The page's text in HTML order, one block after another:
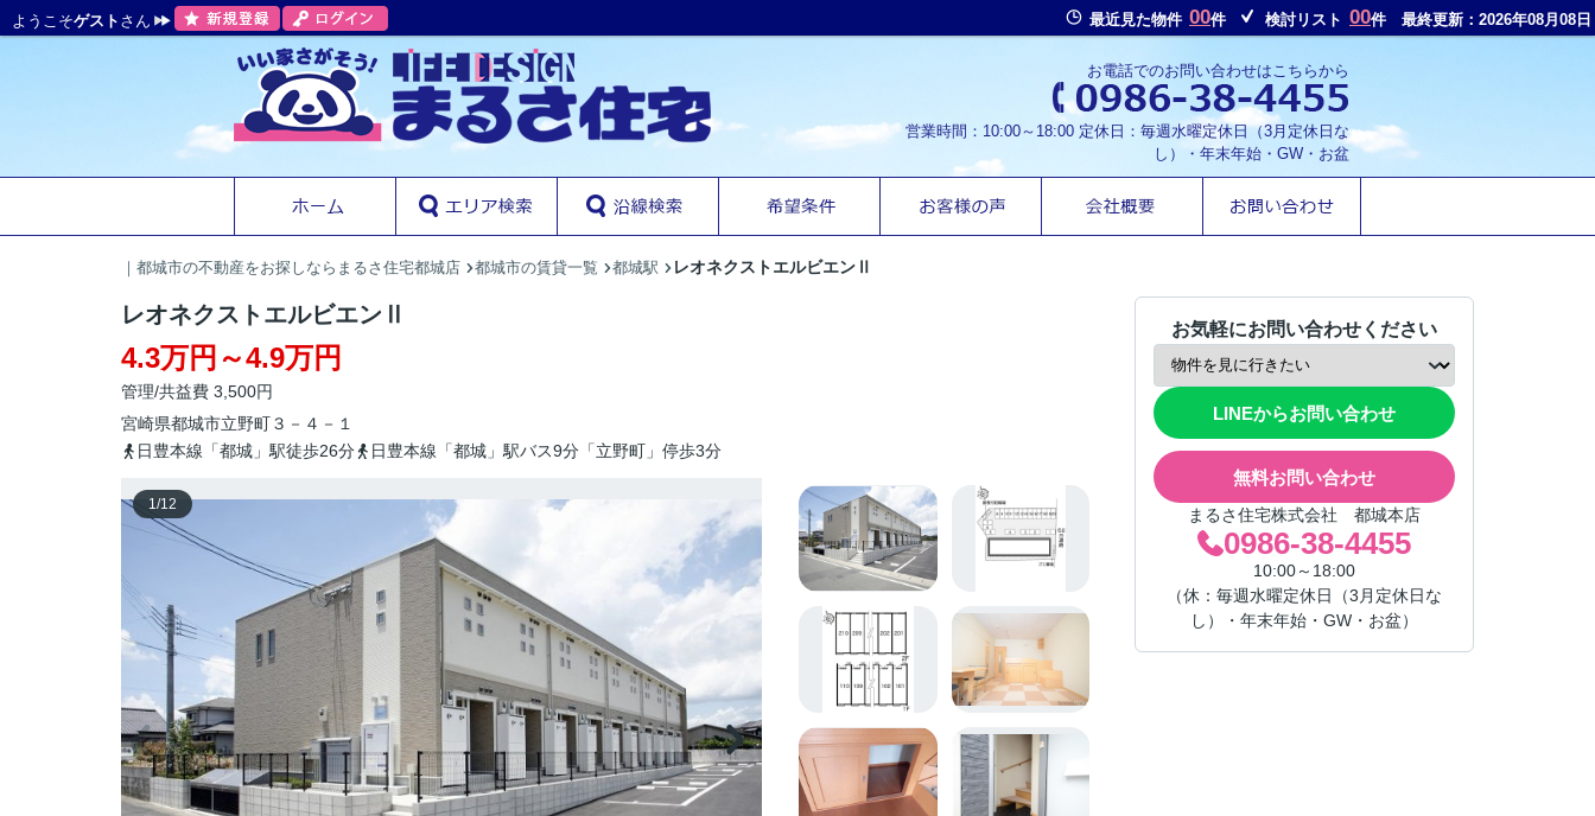
ようこそゲスト さん 最近見た物件 00件 検討リスト 00件 最終更新：2026年08月08日
お電話でのお問い合わせはこちらから
営業時間：10:00～18:00 定休日：毎週水曜定休日（3月定休日な
し）・年末年始・GW・お盆
｜都城市の不動産をお探しならまるさ住宅都城店 都城市の賃貸一覧 都城駅 レオネクストエルビエンⅡ
レオネクストエルビエンⅡ
4.3万円～4.9万円
管理/共益費 3,500円
宮崎県都城市立野町３－４－１
日豊本線「都城」駅徒歩26分
日豊本線「都城」駅バス9分「立野町」停歩3分
1/12
お気軽にお問い合わせください
LINEからお問い合わせ
無料お問い合わせ
まるさ住宅株式会社 都城本店
0986-38-4455
10:00～18:00
（休：毎週水曜定休日（3月定休日な
し）・年末年始・GW・お盆）